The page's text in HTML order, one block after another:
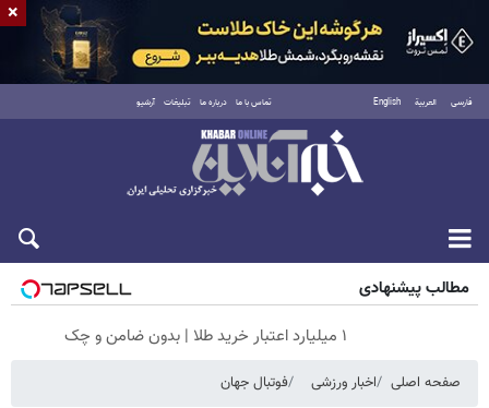
فارسی العربية English تماس با ما درباره ما تبلیغات آرشیو
جمعه ۱۶ مرداد ۱۴۰۵
مطالب پیشنهادی
۱ میلیارد اعتبار خرید طلا | بدون ضامن و چک
صفحه اصلی اخبار ورزشی فوتبال جهان
×